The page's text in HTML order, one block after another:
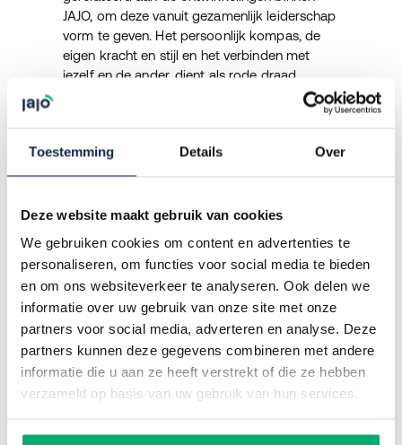
Toestemming Details Over
Deze website maakt gebruik van cookies
We gebruiken cookies om content en advertenties te
personaliseren, om functies voor social media te bieden
en om ons websiteverkeer te analyseren. Ook delen we
informatie over uw gebruik van onze site met onze
partners voor social media, adverteren en analyse. Deze
partners kunnen deze gegevens combineren met andere
informatie die u aan ze heeft verstrekt of die ze hebben
verzameld op basis van uw gebruik van hun services.
JAJO, om deze vanuit gezamenlijk leiderschap
vorm te geven. Het persoonlijk kompas, de
eigen kracht en stijl en het verbinden met
jezelf en de ander, dient als rode draad
binnen het programma. Daarnaast gingen ze
Ze sloten de Leadership Journey feestelijk af.
aan een geselecteerd publiek van
directieleden en andere relevante gasten.
Aangevuld met persoonlijke intenties voor de
toekomst: waar gaan ze de komende tijd
mee aan de slag?
Wij feliciteren Alex, Peter, Rob, Hanneke,
Sanne, Rik, Jan, Rob, Daan, Francis & Erik met
het afronden van dit opleidingstraject.
Vind je droombaan bij JAJO!
Elke dag fluitend naar je werk? Dagelijks jezelf en je
collega’s uitdagen om voor de hoogste
persoonlijke groei? Dan ben je bij JAJO op de juiste
plek!
SOLLICITEER BIJ JAJO